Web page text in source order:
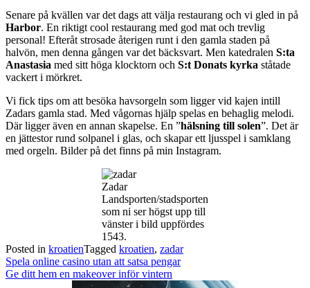
Senare på kvällen var det dags att välja restaurang och vi gled in på
Harbor. En riktigt cool restaurang med god mat och trevlig
personal! Efteråt strosade återigen runt i den gamla staden på
halvön, men denna gången var det bäcksvart. Men katedralen S:ta
Anastasia med sitt höga klocktorn och S:t Donats kyrka ståtade
vackert i mörkret.
Vi fick tips om att besöka havsorgeln som ligger vid kajen intill
Zadars gamla stad. Med vågornas hjälp spelas en behaglig melodi.
Där ligger även en annan skapelse. En ”hälsning till solen”. Det är
en jättestor rund solpanel i glas, och skapar ett ljusspel i samklang
med orgeln. Bilder på det finns på min Instagram.
Zadar
Landsporten/stadsporten
som ni ser högst upp till
vänster i bild uppfördes
1543.
Posted in kroatienTagged kroatien, zadar
Post
navigation
Spela online casino utan att satsa pengar
Ge ditt hem en makeover inför vintern